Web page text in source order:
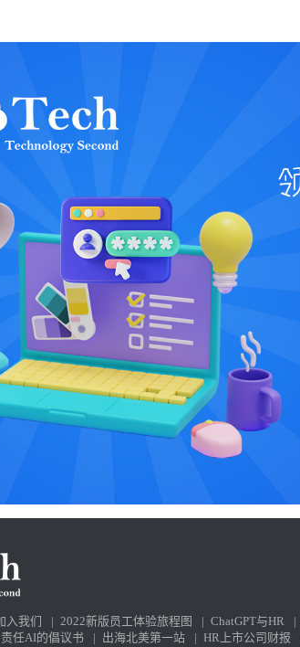
入我们 | 2022新版员工体验旅程图 | ChatGPT与HR |
任AI的倡议书 | 出海北美第一站 | HR上市公司财报